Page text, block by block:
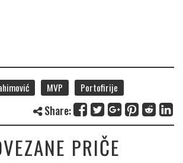
MVP Portofirije
Share:
PRIČE